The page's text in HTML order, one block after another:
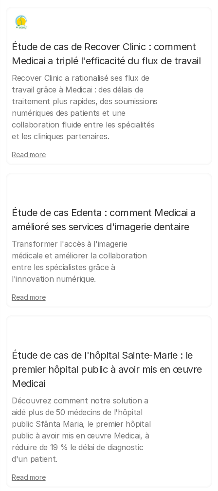
Étude de cas de Recover Clinic : comment
Medicai a triplé l'efficacité du flux de travail
Recover Clinic a rationalisé ses flux de
travail grâce à Medicai : des délais de
traitement plus rapides, des soumissions
numériques des patients et une
collaboration fluide entre les spécialités
et les cliniques partenaires.
Read more
Étude de cas Edenta : comment Medicai a
amélioré ses services d'imagerie dentaire
Transformer l'accès à l'imagerie
médicale et améliorer la collaboration
entre les spécialistes grâce à
l'innovation numérique.
Read more
Étude de cas de l'hôpital Sainte-Marie : le
premier hôpital public à avoir mis en œuvre
Medicai
Découvrez comment notre solution a
aidé plus de 50 médecins de l'hôpital
public Sfânta Maria, le premier hôpital
public à avoir mis en œuvre Medicai, à
réduire de 19 % le délai de diagnostic
d'un patient.
Read more